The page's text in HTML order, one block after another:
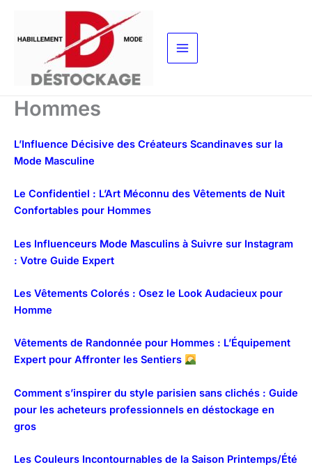
contenu
Hommes
L’Influence Décisive des Créateurs Scandinaves sur la
Mode Masculine
Le Confidentiel : L’Art Méconnu des Vêtements de Nuit
Confortables pour Hommes
Les Influenceurs Mode Masculins à Suivre sur Instagram
: Votre Guide Expert
Les Vêtements Colorés : Osez le Look Audacieux pour
Homme
Vêtements de Randonnée pour Hommes : L’Équipement
Expert pour Affronter les Sentiers
Comment s’inspirer du style parisien sans clichés : Guide
pour les acheteurs professionnels en déstockage en
gros
Les Couleurs Incontournables de la Saison Printemps/Été